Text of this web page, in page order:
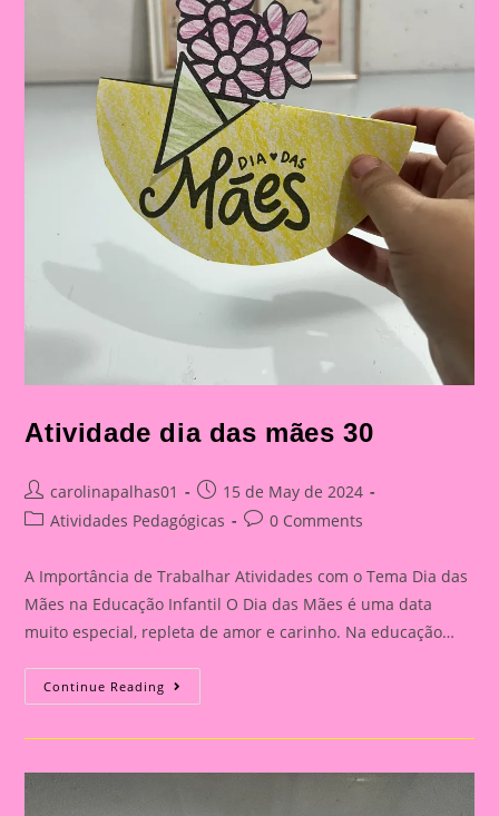
Atividade dia das mães 30
Post
author:
carolinapalhas01
Post
published:
15 de May de 2024
PostAtividades Pedagógicas
Post0 Comments
A Importância de Trabalhar Atividades com o Tema Dia das
Mães na Educação Infantil O Dia das Mães é uma data
muito especial, repleta de amor e carinho. Na educação…
Continue Reading Atividade
Dia
Mães